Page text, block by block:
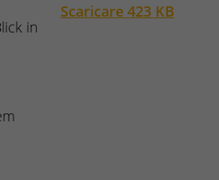
in
Scaricare 423 KB